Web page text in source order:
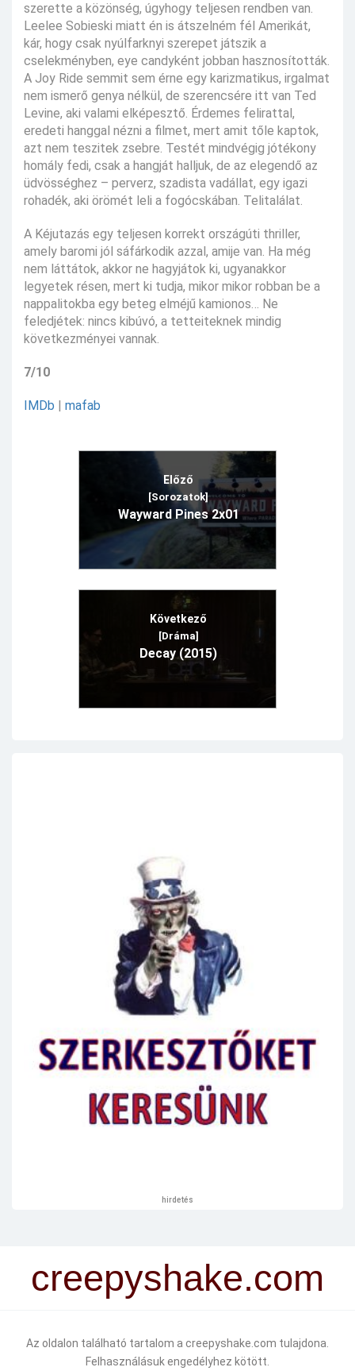
szerette a közönség, úgyhogy teljesen rendben van.
Leelee Sobieski miatt én is átszelném fél Amerikát,
kár, hogy csak nyúlfarknyi szerepet játszik a
cselekményben, eye candyként jobban hasznosították.
A Joy Ride semmit sem érne egy karizmatikus, irgalmat
nem ismerő genya nélkül, de szerencsére itt van Ted
Levine, aki valami elképesztő. Érdemes felirattal,
eredeti hanggal nézni a filmet, mert amit tőle kaptok,
azt nem teszitek zsebre. Testét mindvégig jótékony
homály fedi, csak a hangját halljuk, de az elegendő az
üdvösséghez – perverz, szadista vadállat, egy igazi
rohadék, aki örömét leli a fogócskában. Telitalálat.
A Kéjutazás egy teljesen korrekt országúti thriller,
amely baromi jól sáfárkodik azzal, amije van. Ha még
nem láttátok, akkor ne hagyjátok ki, ugyanakkor
legyetek résen, mert ki tudja, mikor mikor robban be a
nappalitokba egy beteg elméjű kamionos… Ne
feledjétek: nincs kibúvó, a tetteiteknek mindig
következményei vannak.
7/10
IMDb mafab
Előző
[Sorozatok]
Wayward Pines 2x01
Következő
[Dráma]
Decay (2015)
hirdetés
creepyshake.com
Az oldalon található tartalom a creepyshake.com tulajdona.
Felhasználásuk engedélyhez kötött.